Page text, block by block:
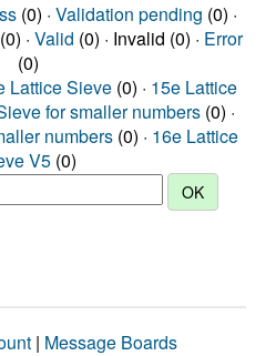
(0) · Validation pending (0) ·
· Valid (0) · Invalid (0) · Error
(0)
Lattice Sieve (0) · 15e Lattice
for smaller numbers (0) ·
numbers (0) · 16e Lattice
V5 (0)
| Message Boards